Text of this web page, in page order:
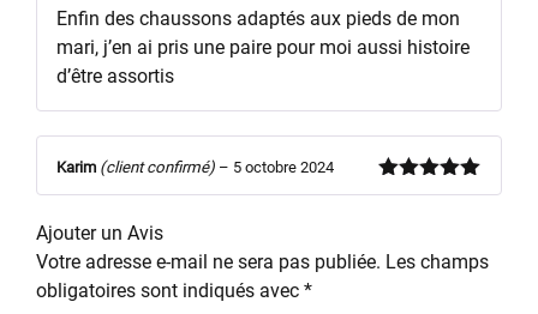
5
Enfin des chaussons adaptés aux pieds de mon
mari, j’en ai pris une paire pour moi aussi histoire
d’être assortis
Note5sur
Karim (client confirmé) – 5 octobre 2024
Ajouter un Avis
Votre adresse e-mail ne sera pas publiée. Les champs
obligatoires sont indiqués avec *